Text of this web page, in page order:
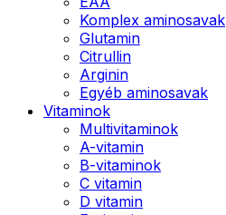
Komplex aminosavak
Glutamin
Citrullin
Arginin
Egyéb aminosavak
Vitaminok
Multivitaminok
A-vitamin
B-vitaminok
C vitamin
D vitamin